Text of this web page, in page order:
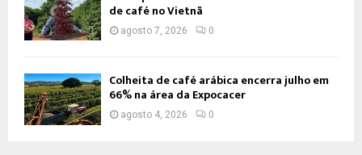
de café no Vietnã
agosto 7, 2026 0
Colheita de café arábica encerra julho em
66% na área da Expocacer
agosto 4, 2026 0